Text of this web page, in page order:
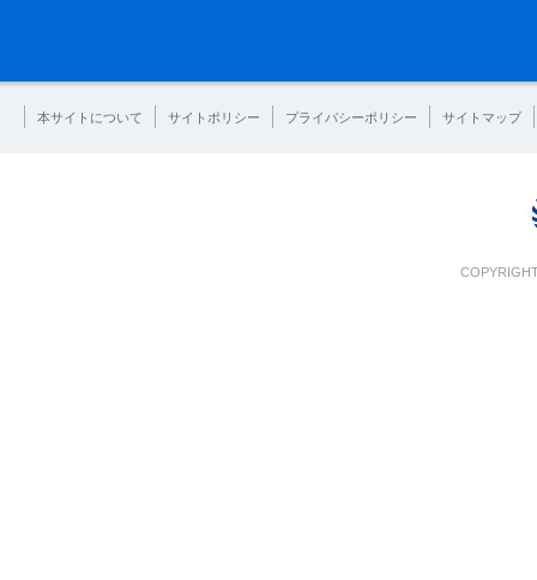
本サイトについて サイトポリシー プライバシーポリシー サイトマップ